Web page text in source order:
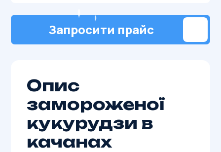
Запросити прайс
Опис
замороженої
кукурудзи в
качанах